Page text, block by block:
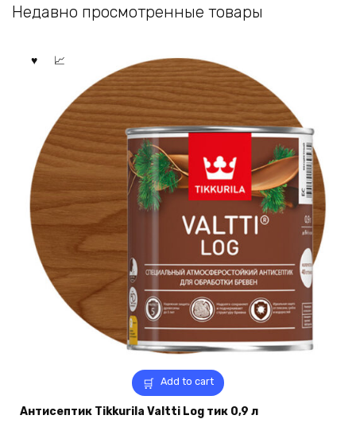
Недавно просмотренные товары
Add to cart
Антисептик Tikkurila Valtti Log тик 0,9 л